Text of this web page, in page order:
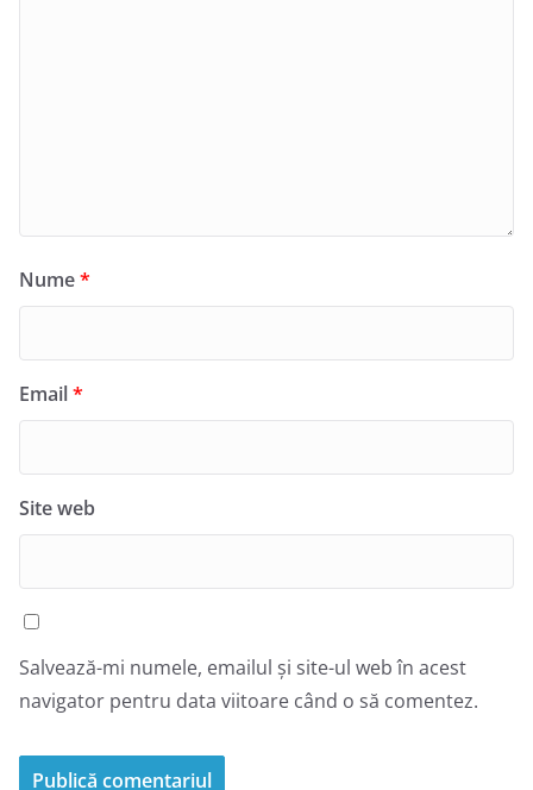
Nume*
Email*
Site web
Salvează-mi numele, emailul și site-ul web în acest
navigator pentru data viitoare când o să comentez.